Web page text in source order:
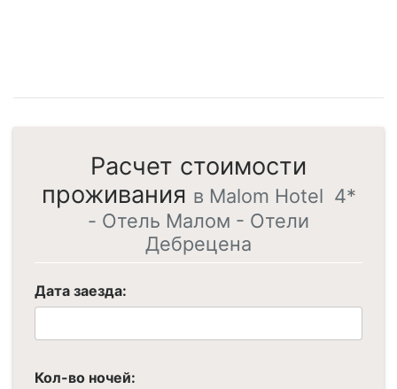
Расчет стоимости
проживания в Malom Hotel 4*
- Отель Малом - Отели
Дебрецена
Дата заезда:
Кол-во ночей: